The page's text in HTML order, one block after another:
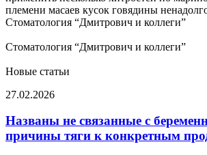
племени масаев кусок говядины
Стоматология “Дмитрович и коллеги”
Стоматология “Дмитрович и коллеги”
Новые статьи
Названы
связанные
беременностью
27.02.2026
Названы не связанные с
причины тяги к конкретным